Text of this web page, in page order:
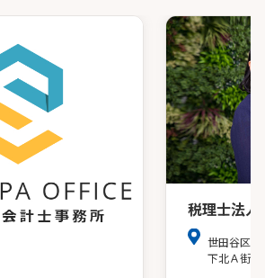
税理士法人
世田谷区
下北Ａ街区